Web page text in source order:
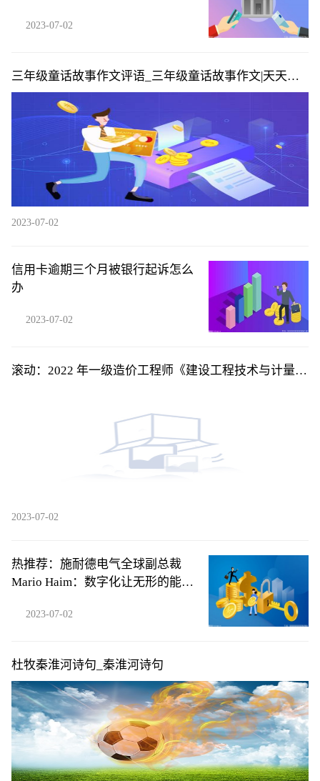
2023-07-02
三年级童话故事作文评语_三年级童话故事作文|天天播
资讯
2023-07-02
信用卡逾期三个月被银行起诉怎么
办
2023-07-02
滚动：2022 年一级造价工程师《建设工程技术与计量
2023-07-02
热推荐：施耐德电气全球副总裁
Mario Haim：数字化让无形的能源
2023-07-02
杜牧秦淮河诗句_秦淮河诗句